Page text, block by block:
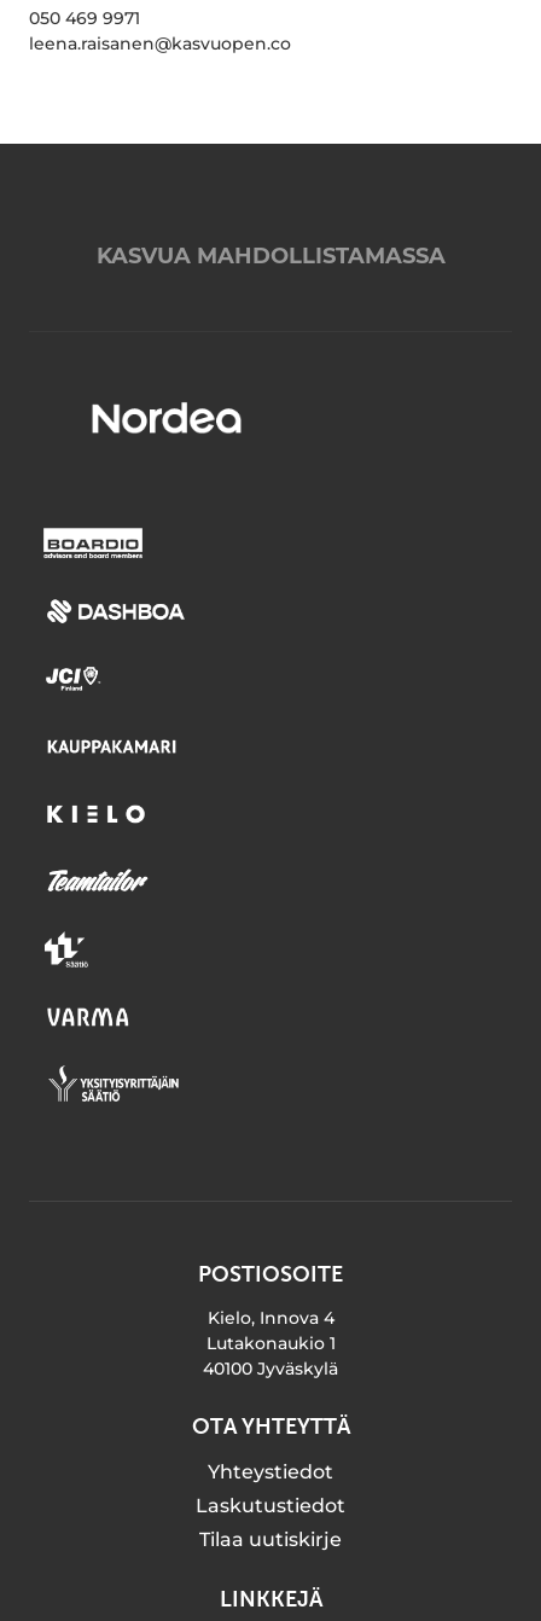
050 469 9971
leena.raisanen@kasvuopen.co
KASVUA MAHDOLLISTAMASSA
POSTIOSOITE
Kielo, Innova 4
Lutakonaukio 1
40100 Jyväskylä
OTA YHTEYTTÄ
Yhteystiedot
Laskutustiedot
Tilaa uutiskirje
LINKKEJÄ